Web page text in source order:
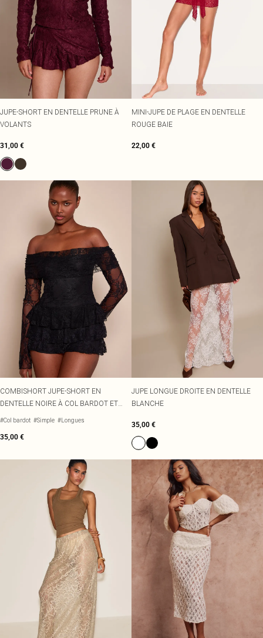
JUPE-SHORT EN DENTELLE PRUNE À
VOLANTS
31,00 €
MINI-JUPE DE PLAGE EN DENTELLE
ROUGE BAIE
22,00 €
COMBISHORT JUPE-SHORT EN
DENTELLE NOIRE À COL BARDOT ET
MANCHES LONGUES
#Col bardot #Simple #Longues
35,00 €
JUPE LONGUE DROITE EN DENTELLE
BLANCHE
35,00 €